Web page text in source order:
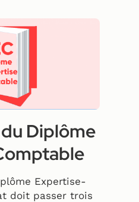
Diplôme
Expertise-
doit passer trois